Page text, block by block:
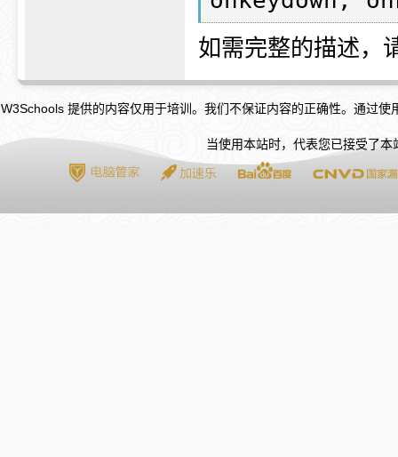
如需完整的描述，
W3Schools 提供的内容仅用于培训。我们不保证内容的正确性。通过
当使用本站时，代表您已接受了本